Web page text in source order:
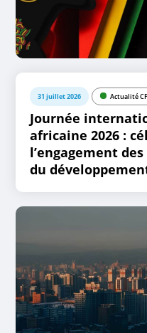
31 juillet 2026 Actualité
Journée
africaine 2026 :
l’engagement
du